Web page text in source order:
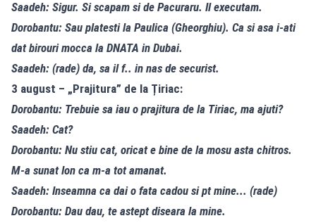
Saadeh: Sigur. Si scapam si de Pacuraru. Il executam.
Dorobantu: Sau platesti la Paulica (Gheorghiu). Ca si asa i-ati
dat birouri mocca la DNATA in Dubai.
Saadeh: (rade) da, sa il f.. in nas de securist.
3 august – „Prajitura” de la Țiriac:
Dorobantu: Trebuie sa iau o prajitura de la Tiriac, ma ajuti?
Saadeh: Cat?
Dorobantu: Nu stiu cat, oricat e bine de la mosu asta chitros.
M-a sunat Ion ca m-a tot amanat.
Saadeh: Inseamna ca dai o fata cadou si pt mine... (rade)
Dorobantu: Dau dau, te astept diseara la mine.